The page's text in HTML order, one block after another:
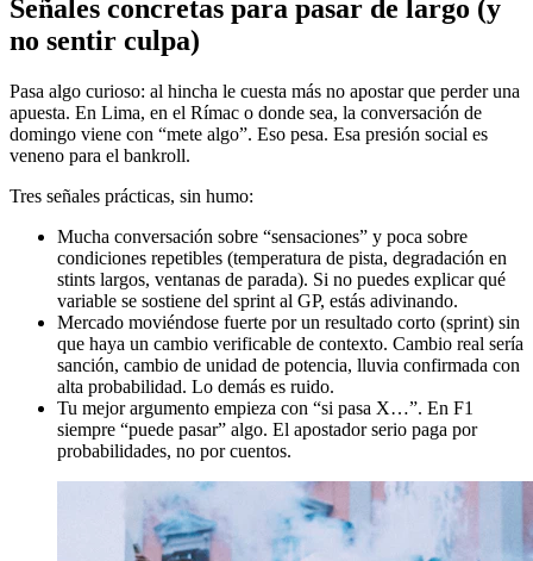
Señales concretas para pasar de largo (y
no sentir culpa)
Pasa algo curioso: al hincha le cuesta más no apostar que perder una
apuesta. En Lima, en el Rímac o donde sea, la conversación de
domingo viene con “mete algo”. Eso pesa. Esa presión social es
veneno para el bankroll.
Tres señales prácticas, sin humo:
Mucha conversación sobre “sensaciones” y poca sobre
condiciones repetibles (temperatura de pista, degradación en
stints largos, ventanas de parada). Si no puedes explicar qué
variable se sostiene del sprint al GP, estás adivinando.
Mercado moviéndose fuerte por un resultado corto (sprint) sin
que haya un cambio verificable de contexto. Cambio real sería
sanción, cambio de unidad de potencia, lluvia confirmada con
alta probabilidad. Lo demás es ruido.
Tu mejor argumento empieza con “si pasa X…”. En F1
siempre “puede pasar” algo. El apostador serio paga por
probabilidades, no por cuentos.